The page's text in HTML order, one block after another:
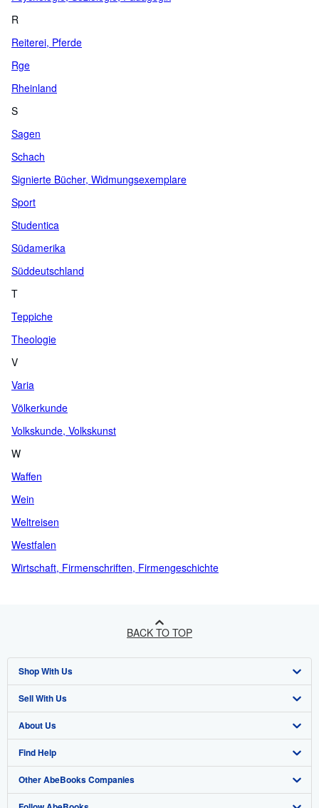
R
Reiterei, Pferde
Rge
Rheinland
S
Sagen
Schach
Signierte Bücher, Widmungsexemplare
Sport
Studentica
Südamerika
Süddeutschland
T
Teppiche
Theologie
V
Varia
Völkerkunde
Volkskunde, Volkskunst
W
Waffen
Wein
Weltreisen
Westfalen
Wirtschaft, Firmenschriften, Firmengeschichte
BACK TO TOP
Shop With Us
Advanced Search
Browse Collections
My Account
My Orders
Sell With Us
Start Selling
Join Our Affiliate Programme
Book Buyback
About Us
About AbeBooks
Media
Find Help
Help
Other AbeBooks Companies